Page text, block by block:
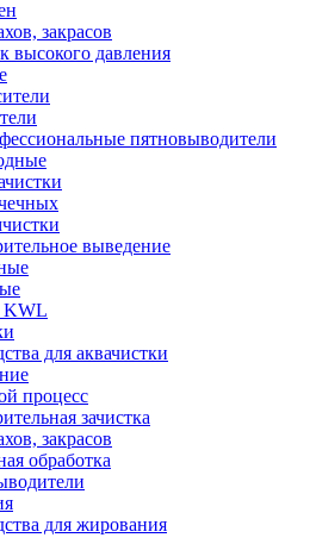
закрасов
высокого давления
пятновыводители
выведение
KWL
для аквачистки
процесс
зачистка
закрасов
обработка
для жирования